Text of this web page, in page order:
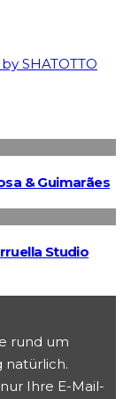
SHATOTTO
& Guimarães
Studio
rund um
natürlich.
Ihre E-Mail-